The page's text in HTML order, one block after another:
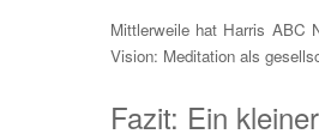
Mittlerweile hat Harris ABC
Vision: Meditation als
Fazit: Ein